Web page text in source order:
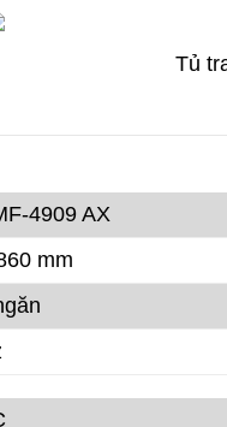
Tủ
4909 AX
mm